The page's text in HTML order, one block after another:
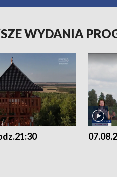
WYDANIA